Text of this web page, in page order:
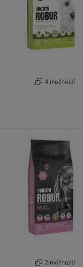
4 možností
2 možností